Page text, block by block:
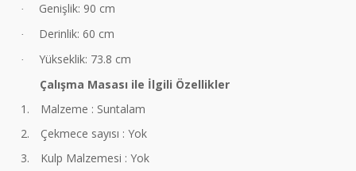
· Genişlik: 90 cm
· Derinlik: 60 cm
·
Yükseklik: 73.8 cm
Çalışma Masası ile İlgili Özellikler
1.
Malzeme : Suntalam
2.
Çekmece sayısı : Yok
3.
Kulp Malzemesi : Yok